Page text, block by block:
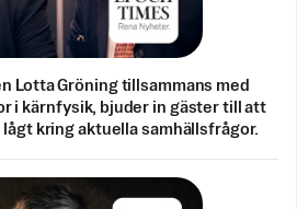
Lotta Gröning tillsammans med
i kärnfysik, bjuder in gäster till att
kring aktuella samhällsfrågor.